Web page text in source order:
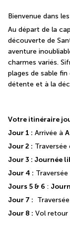
Bienvenue dans
Au départ de la
découverte de
aventure
charmes variés.
plages de sable
détente et à la
Votre itinéraire
Jour 1 : Arrivée à
Jour 2 : Traversée
Jour 3 : Journée
Jour 4 :
Jours 5 & 6 :
Jour 7 :
Jour 8 : Vol retour